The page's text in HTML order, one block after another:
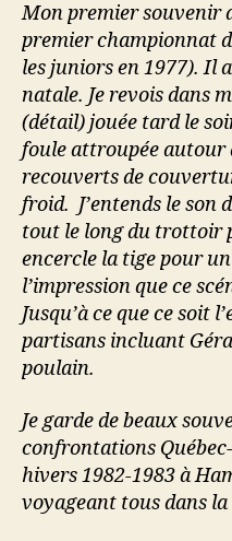
Mon premier souvenir
premier championnat
les juniors en 1977). Il
natale. Je revois dans
(détail) jouée tard le
foule attroupée autour
recouverts de
froid. J’entends le son
tout le long du trottoir
encercle la tige pour un
l’impression que ce
Jusqu’à ce que ce soit
partisans incluant
poulain.
Je garde de beaux
confrontations
hivers 1982-1983 à
voyageant tous dans